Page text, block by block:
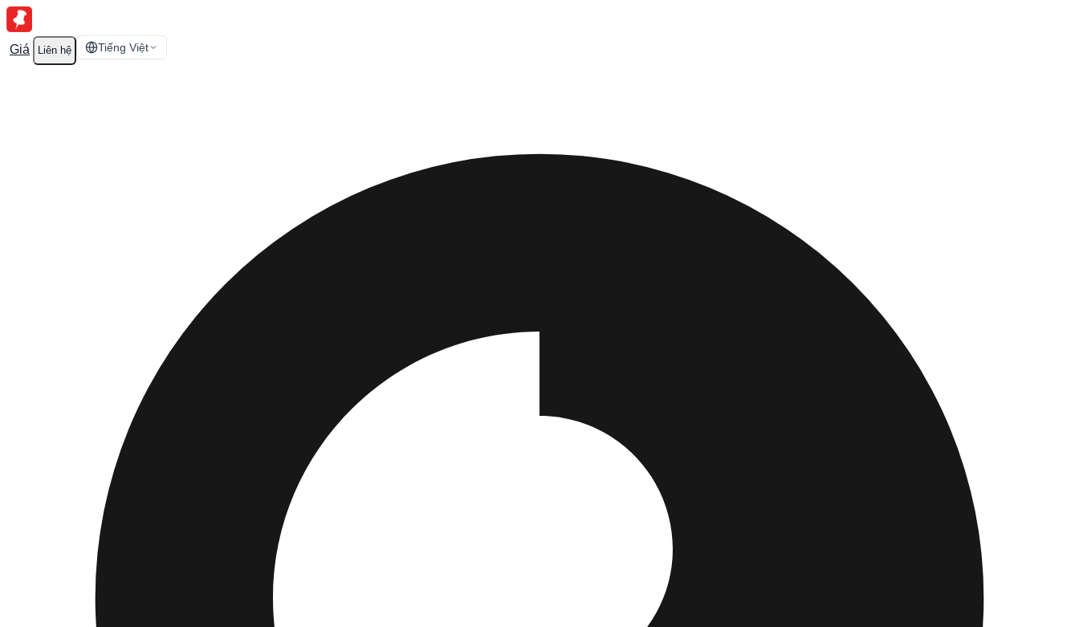
Giá Liên hệ Tiếng Việt